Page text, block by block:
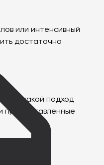
или интенсивный
достаточно
какой подход
предоставленные